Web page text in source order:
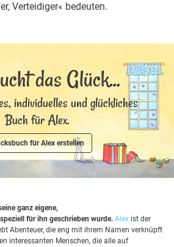
Verteidiger« bedeuten.
das Glück...
individuelles und glückliches
Buch für Alex.
für Alex erstellen
ganz eigene,
für ihn geschrieben wurde. Alex ist der
Abenteuer, die eng mit ihrem Namen verknüpft
interessanten Menschen, die alle auf